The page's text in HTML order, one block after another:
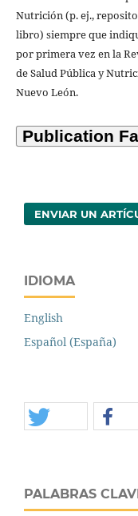
Nutrición (p. ej.,
libro) siempre que
por primera vez en la
de Salud Pública y
Nuevo León.
ENVIAR UN
IDIOMA
English
Español (España)
PALABRAS